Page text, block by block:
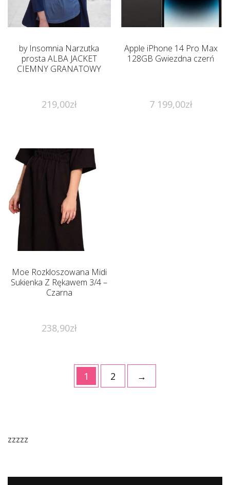
by Insomnia Narzutka
prosta ALBA JACKET
CIEMNY GRANATOWY
219,00zł
Apple iPhone 14 Pro Max
128GB Gwiezdna czerń
7 199,00zł
Moe Rozkloszowana Midi
Sukienka Z Rękawem 3/4 –
Czarna
238,90zł
1 2 →
zzzzz